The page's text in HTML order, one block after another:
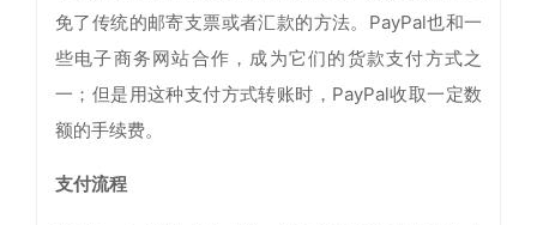
免了传统的邮寄支票或者汇款的方法。PayPal也和一
些电子商务网站合作，成为它们的货款支付方式之
一；但是用这种支付方式转账时，PayPal收取一定数
额的手续费。
支付流程